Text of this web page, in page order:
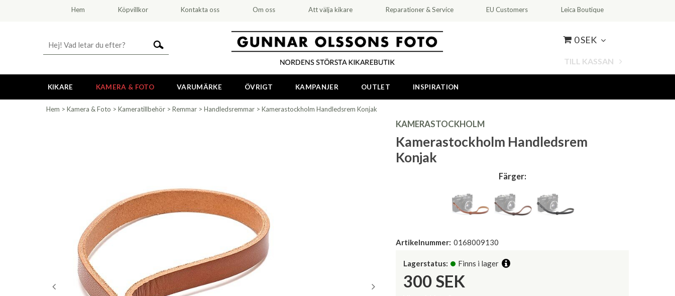
Hem Köpvillkor Kontakta oss Om oss Att välja kikare Reparationer & Service EU Customers Leica Boutique
0 SEK
TILL KASSAN
KIKARE KAMERA & FOTO VARUMÄRKE ÖVRIGT KAMPANJER OUTLET INSPIRATION
Hem > Kamera & Foto > Kameratillbehör > Remmar > Handledsremmar > Kamerastockholm Handledsrem Konjak
KAMERASTOCKHOLM
Kamerastockholm Handledsrem
Konjak
Färger:
Artikelnummer: 0168009130
Lagerstatus: Finns i lager
300 SEK